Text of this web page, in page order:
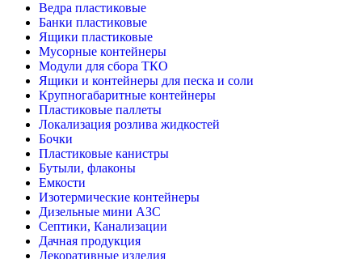
Ведра пластиковые
Банки пластиковые
Ящики пластиковые
Мусорные контейнеры
Модули для сбора ТКО
Ящики и контейнеры для песка и соли
Крупногабаритные контейнеры
Пластиковые паллеты
Локализация розлива жидкостей
Бочки
Пластиковые канистры
Бутыли, флаконы
Емкости
Изотермические контейнеры
Дизельные мини АЗС
Септики, Канализации
Дачная продукция
Декоративные изделия